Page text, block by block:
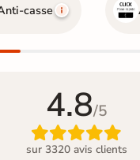
casse
4.8/5

sur 3320 avis clients